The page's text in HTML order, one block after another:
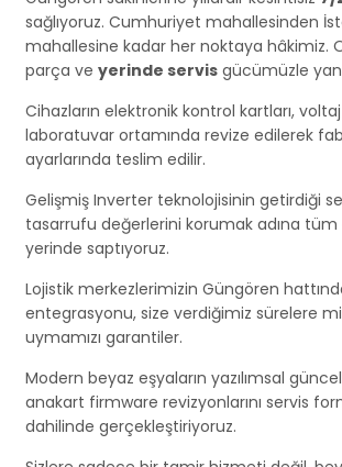
sağlıyoruz. Cumhuriyet mahallesinden
mahallesine kadar her noktaya hâkimiz.
parça ve yerinde servis gücümüzle
Cihazların elektronik kontrol kartları,
laboratuvar ortamında revize edilerek
ayarlarında teslim edilir.
Gelişmiş Inverter teknolojisinin getirdiği
tasarrufu değerlerini korumak adına tüm
yerinde saptıyoruz.
Lojistik merkezlerimizin Güngören
entegrasyonu, size verdiğimiz sürelere
uymamızı garantiler.
Modern beyaz eşyaların yazılımsal
anakart firmware revizyonlarını servis
dahilinde gerçekleştiriyoruz.